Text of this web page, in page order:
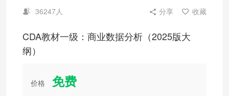
36247人 分享 收藏
CDA教材一级：商业数据分析（2025版大
纲）
价格 免费